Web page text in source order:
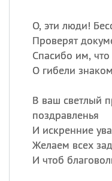
О, эти люди!
Проверят
Спасибо им,
О гибели
В ваш светлый
поздравленья
И искренние
Желаем всех
И чтоб